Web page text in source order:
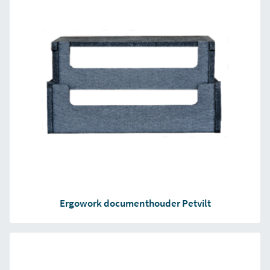
Ergowork documenthouder Petvilt